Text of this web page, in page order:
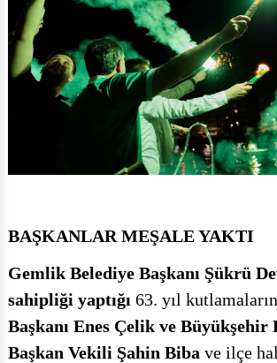
BAŞKANLAR MEŞALE YAKTI
Gemlik Belediye Başkanı Şükrü
sahipliği yaptığı 63. yıl
Başkanı Enes Çelik ve Büyükşehir
Başkan Vekili Şahin Biba ve ilçe